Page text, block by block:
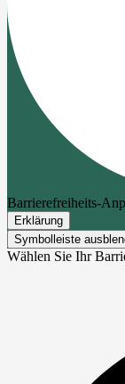
Barrierefreiheits-
Erklärung
Symbolleiste
Wählen Sie Ihr